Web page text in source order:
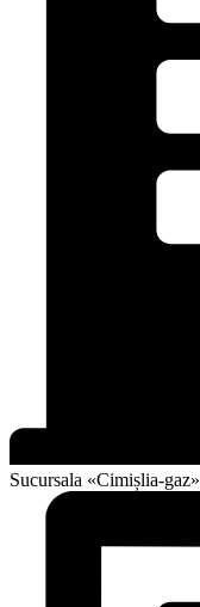
Sucursala «Cimișlia-gaz»